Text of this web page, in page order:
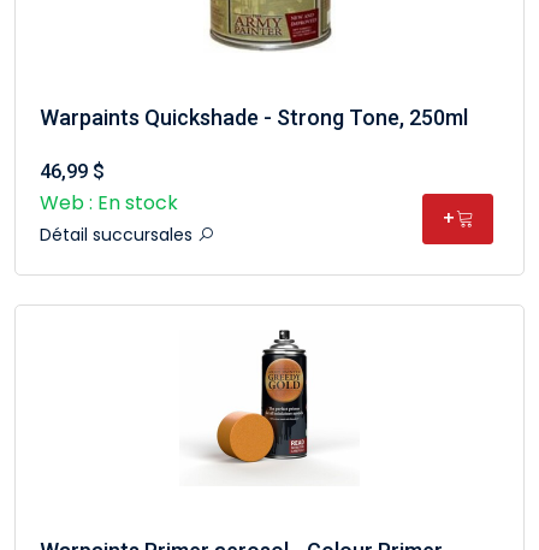
Warpaints Quickshade - Strong Tone, 250ml
46,99 $
Web : En stock
Détail succursales
+